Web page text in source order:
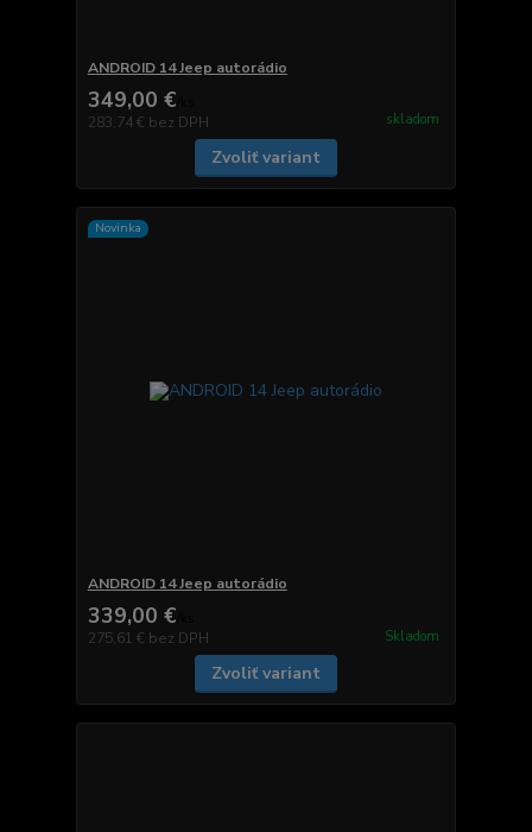
ANDROID 14 Jeep autorádio
349,00 €
283,74 € bez DPH skladom
Zvoliť variant
Novinka
ANDROID 14 Jeep autorádio
339,00 €
275,61 € bez DPH Skladom
Zvoliť variant